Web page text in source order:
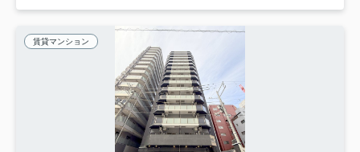
賃貸マンション